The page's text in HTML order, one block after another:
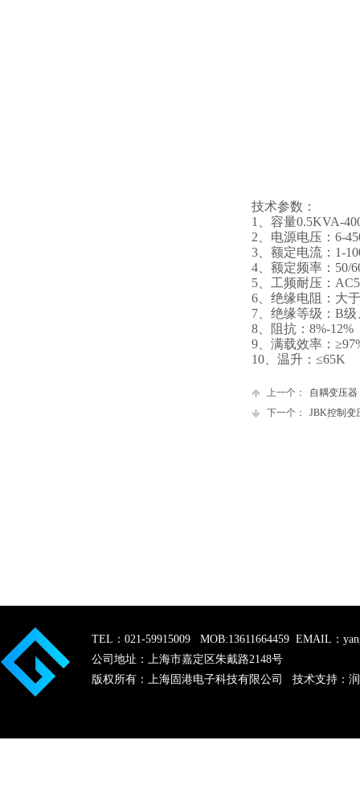
技术参数：
1
容量0.5KVA-
2、 电源电压： 6-
3、 额定电流： 1-
4、 额定频率： 50/
5、 工频耐压 ：
6、绝缘电阻：大于
7、 绝缘等级： B级
8、
阻抗 ： 8%-12%
9、 满载效率 ： ≥
10、 温升： ≤65K
上一个：
自耦变压器
下一个：
JBK控制变
TEL：021-59915009 MOB:13611664459 EMAIL：
公司地址：上海市嘉定区朱戴路2148号
版权所有：上海固港电子科技有限公司 技术支持：